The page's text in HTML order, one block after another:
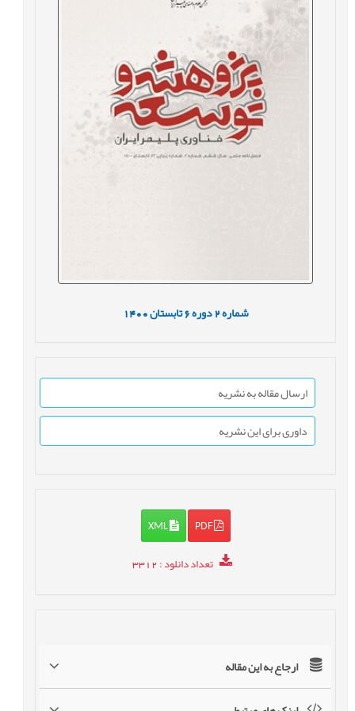
شماره2 دوره6 تابستان1400
ارسال مقاله به نشریه
داوری برای این نشریه
PDF
XML
تعداد دانلود: 3312
ارجاع به این مقاله